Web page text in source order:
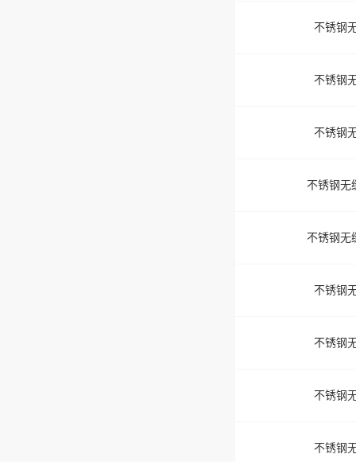
不锈钢
不锈钢
不锈钢
不锈钢无
不锈钢无
不锈钢
不锈钢
不锈钢
不锈钢